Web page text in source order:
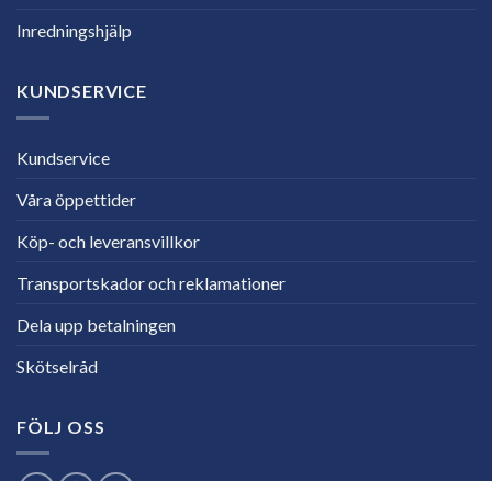
Inredningshjälp
KUNDSERVICE
Kundservice
Våra öppettider
Köp- och leveransvillkor
Transportskador och reklamationer
Dela upp betalningen
Skötselråd
FÖLJ OSS